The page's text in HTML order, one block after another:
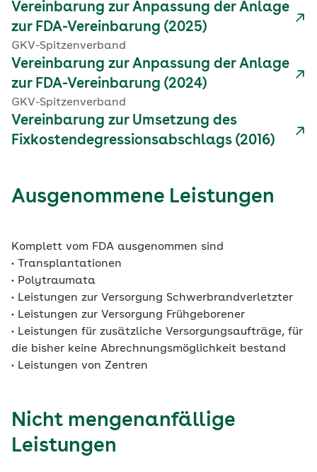
Vereinbarung zur Anpassung der Anlage
zur FDA-Vereinbarung (2025)
GKV-Spitzenverband
Vereinbarung zur Anpassung der Anlage
zur FDA-Vereinbarung (2024)
GKV-Spitzenverband
Vereinbarung zur Umsetzung des
Fixkostendegressionsabschlags (2016)
Ausgenommene Leistungen
Komplett vom FDA ausgenommen sind
• Transplantationen
• Polytraumata
• Leistungen zur Versorgung Schwerbrandverletzter
• Leistungen zur Versorgung Frühgeborener
• Leistungen für zusätzliche Versorgungsaufträge, für
die bisher keine Abrechnungsmöglichkeit bestand
• Leistungen von Zentren
Nicht mengenanfällige
Leistungen